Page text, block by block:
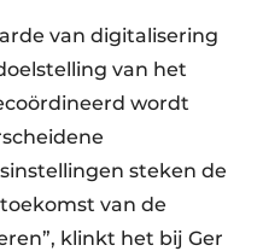
van digitalisering
van het
wordt
steken de
van de
klinkt het bij Ger